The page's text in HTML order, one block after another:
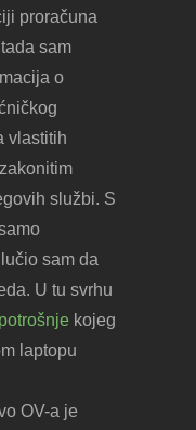
proračuna
sam
o
vlastitih
službi. S
sam da
U tu svrhu
kojeg
laptopu
OV-a je